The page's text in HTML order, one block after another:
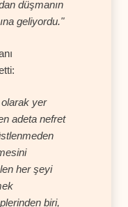
düşmanın
geliyordu."
yer
adeta nefret
her şeyi
biri,